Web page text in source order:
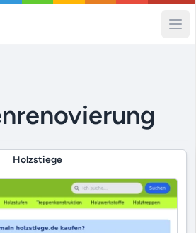
Holzstiege